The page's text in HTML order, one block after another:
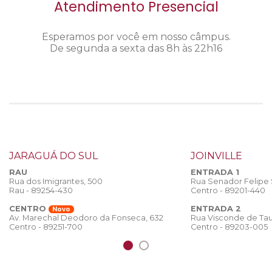
Atendimento Presencial
Esperamos por você em nosso câmpus.
De segunda a sexta das 8h às 22h16
JARAGUÁ DO SUL
RAU
Rua dos Imigrantes, 500
Rau - 89254-430
CENTRO
Novo
Av. Marechal Deodoro da Fonseca, 632
Centro - 89251-700
JOINVILLE
ENTRADA 1
Rua Senador
Centro - 89201-440
ENTRADA 2
Rua Visconde de
Centro - 89203-005